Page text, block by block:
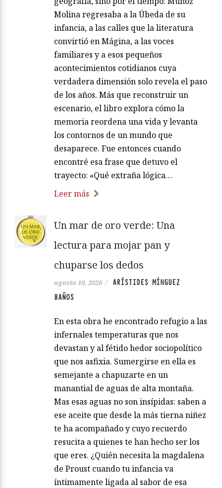
Molina regresaba a la Úbeda de su
infancia, a las calles que la literatura
convirtió en Mágina, a las voces
familiares y a esos pequeños
acontecimientos cotidianos cuya
verdadera dimensión solo revela el paso
de los años. Más que reconstruir un
escenario, el libro explora cómo la
memoria reordena una vida y levanta
los contornos de un mundo que
desaparece. Fue entonces cuando
encontré esa frase que detuvo el
trayecto: «Qué extraña lógica…
Leer más
Un mar de oro verde: Una
lectura para mojar pan y
chuparse los dedos
agosto 10, 2026 /
ARÍSTIDES MÍNGUEZ
BAÑOS
En esta obra he encontrado refugio a las
infernales temperaturas que nos
devastan y al fétido hedor sociopolítico
que nos asfixia. Sumergirse en ella es
semejante a chapuzarte en un
manantial de aguas de alta montaña.
Mas esas aguas no son insípidas: saben a
ese aceite que desde la más tierna niñez
te ha acompañado y cuyo recuerdo
resucita a quienes te han hecho ser los
que eres. ¿Quién necesita la magdalena
de Proust cuando tu infancia va
íntimamente ligada al sabor de esa